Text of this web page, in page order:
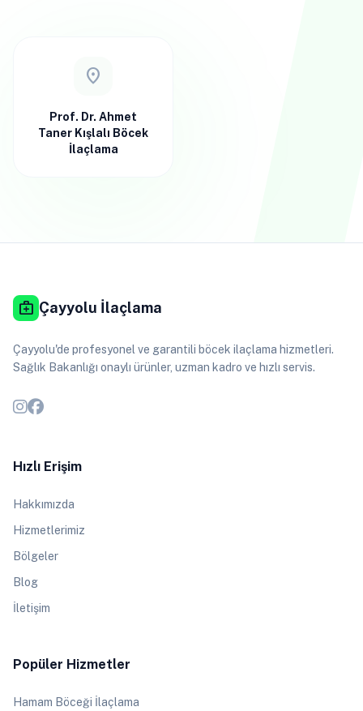
location_on
Prof. Dr. Ahmet
Taner Kışlalı Böcek
İlaçlama
medical_services Çayyolu İlaçlama
Çayyolu'de profesyonel ve garantili böcek ilaçlama hizmetleri.
Sağlık Bakanlığı onaylı ürünler, uzman kadro ve hızlı servis.
Hızlı Erişim
Hakkımızda
Hizmetlerimiz
Bölgeler
Blog
İletişim
Popüler Hizmetler
Hamam Böceği İlaçlama